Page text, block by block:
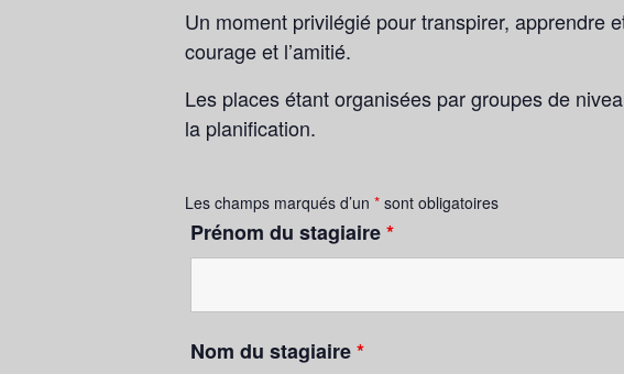
Un moment privilégié pour transpirer, apprendre
courage et l’amitié.
Les places étant organisées par groupes de
la planification.
Les champs marqués d’un * sont obligatoires
Prénom du stagiaire*
Nom du stagiaire*